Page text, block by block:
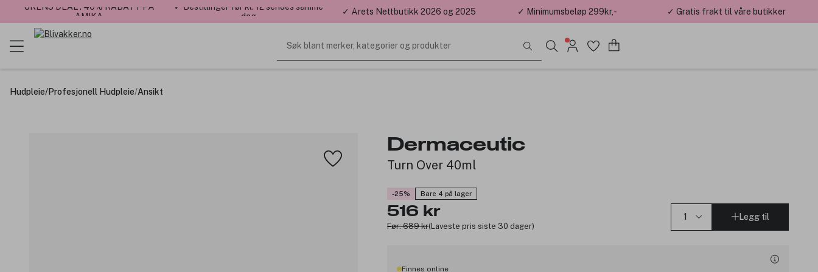
UKENS DEAL : 40% RABATT PÅ
AMIKA
✓ Bestillinger før kl. 12 sendes samme
dag
✓ Årets Nettbutikk 2026 og 2025 ✓ Minimumsbeløp 299kr,- ✓ Gratis frakt til våre butikker
Søk blant merker, kategorier og produkter
Hudpleie/Profesjonell Hudpleie/Ansikt
Dermaceutic
Turn Over 40ml
-25% Bare 4 på lager
516 kr
Før: 689 kr(Laveste pris siste 30 dager)
Legg til
Finnes online